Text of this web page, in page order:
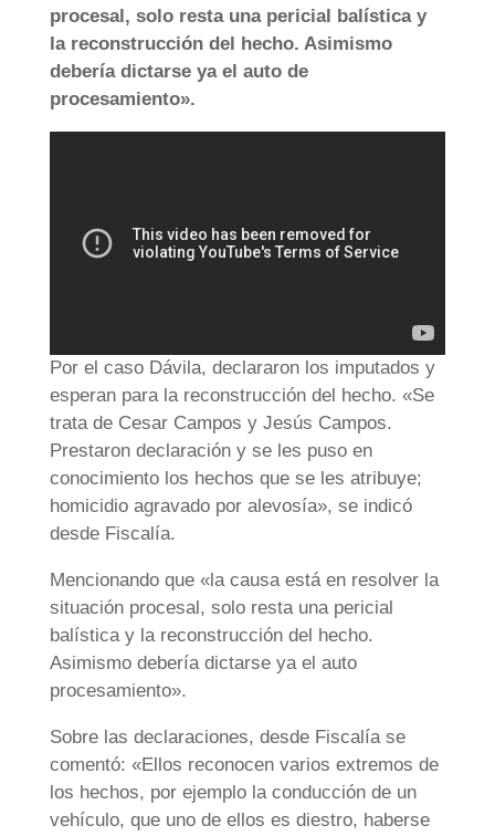
procesal, solo resta una pericial balística y
la reconstrucción del hecho. Asimismo
debería dictarse ya el auto de
procesamiento».
Por el caso Dávila, declararon los imputados y
esperan para la reconstrucción del hecho. «Se
trata de Cesar Campos y Jesús Campos.
Prestaron declaración y se les puso en
conocimiento los hechos que se les atribuye;
homicidio agravado por alevosía», se indicó
desde Fiscalía.
Mencionando que «la causa está en resolver la
situación procesal, solo resta una pericial
balística y la reconstrucción del hecho.
Asimismo debería dictarse ya el auto
procesamiento».
Sobre las declaraciones, desde Fiscalía se
comentó: «Ellos reconocen varios extremos de
los hechos, por ejemplo la conducción de un
vehículo, que uno de ellos es diestro, haberse